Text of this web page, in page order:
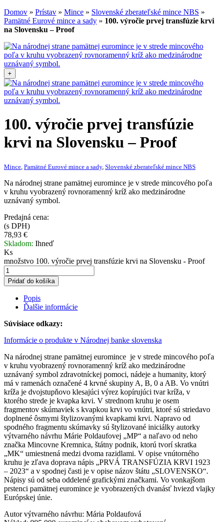
Domov » Prístav » Mince » Slovenské zberateľské mince NBS »
Pamätné Eurové mince a sady » 100. výročie prvej transfúzie krvi
na Slovensku – Proof
+
100. výročie prvej transfúzie
krvi na Slovensku – Proof
Mince Pamätné Eurové mince a sady, Slovenské zberateľské mince NBS
Na národnej strane pamätnej euromince je v strede mincového poľa
v kruhu vyobrazený rovnoramenný kríž ako medzinárodne
uznávaný symbol.
Predajná cena:
(s DPH)
78,93 €
Skladom: Ihneď
Ks
množstvo 100. výročie prvej transfúzie krvi na Slovensku - Proof
Pridať do košíka
Popis
Ďalšie informácie
Súvisiace odkazy:
Informácie o produkte v Národnej banke slovenska
Na národnej strane pamätnej euromince je v strede mincového poľa
v kruhu vyobrazený rovnoramenný kríž ako medzinárodne
uznávaný symbol zdravotníckej pomoci, nádeje a humanity, ktorý
má v ramenách označené 4 krvné skupiny A, B, 0 a AB. Vo vnútri
kríža je dvojstupňovo klesajúci výrez kopírujúci tvar kríža, v
ktorého strede je kvapka krvi. V strednom kruhu je osem
fragmentov skúmaviek s kvapkou krvi vo vnútri, ktoré sú striedavo
doplnené ôsmymi štylizovanými kvapkami krvi. Napravo od
spodného fragmentu skúmavky sú štylizované iniciálky autorky
výtvarného návrhu Márie Poldaufovej „MP“ a naľavo od neho
značka Mincovne Kremnica, štátny podnik, ktorú tvorí skratka
„MK“ umiestnená medzi dvoma razidlami. V opise vnútorného
kruhu je zľava doprava nápis „PRVÁ TRANSFÚZIA KRVI 1923
– 2023“ a v spodnej časti je v opise názov štátu „SLOVENSKO“.
Nápisy sú od seba oddelené grafickými značkami. Vo vonkajšom
prstenci pamätnej euromince je vyobrazených dvanásť hviezd vlajky
Európskej únie.
Autor výtvarného návrhu: Mária Poldaufová